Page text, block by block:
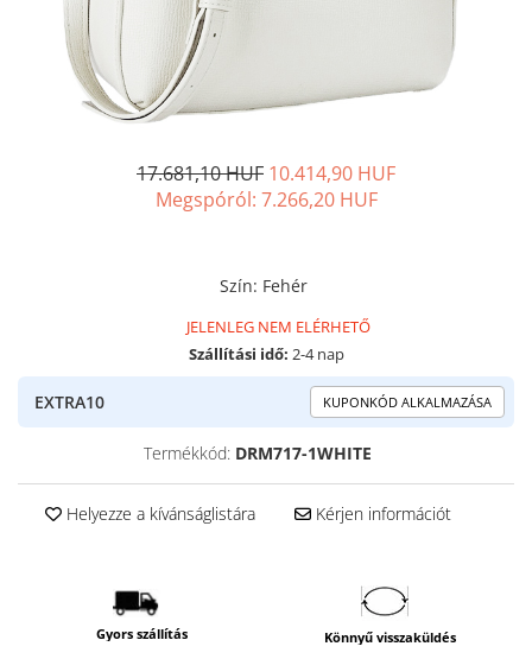
17.681,10 HUF 10.414,90 HUF
Megspóról: 7.266,20 HUF
Szín: Fehér
JELENLEG NEM ELÉRHETŐ
Szállítási idő: 2-4 nap
EXTRA10 KUPONKÓD ALKALMAZÁSA
Termékkód: DRM717-1WHITE
Helyezze a kívánságlistára Kérjen információt
Gyors szállítás Könnyű visszaküldés